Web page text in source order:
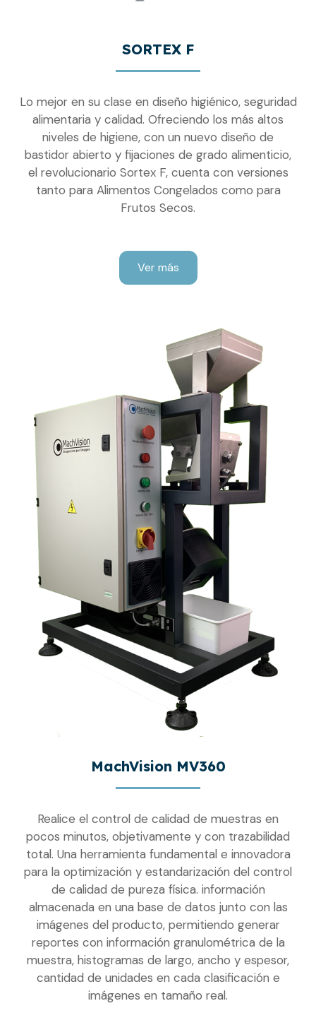
SORTEX F
Lo mejor en su clase en diseño higiénico, seguridad
alimentaria y calidad. Ofreciendo los más altos
niveles de higiene, con un nuevo diseño de
bastidor abierto y fijaciones de grado alimenticio,
el revolucionario Sortex F, cuenta con versiones
tanto para Alimentos Congelados como para
Frutos Secos.
Ver más
MachVision MV360
Realice el control de calidad de muestras en
pocos minutos, objetivamente y con trazabilidad
total. Una herramienta fundamental e innovadora
para la optimización y estandarización del control
de calidad de pureza física. información
almacenada en una base de datos junto con las
imágenes del producto, permitiendo generar
reportes con información granulométrica de la
muestra, histogramas de largo, ancho y espesor,
cantidad de unidades en cada clasificación e
imágenes en tamaño real.